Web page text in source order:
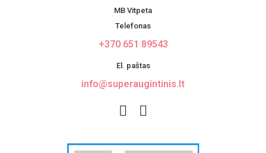
MB Vitpeta
Telefonas
+370 651 89543
El. paštas
info@superaugintinis.lt